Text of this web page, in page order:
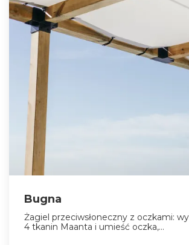
Bugna
Żagiel przeciwsłoneczny z oczkami:
4 tkanin Maanta i umieść oczka,...